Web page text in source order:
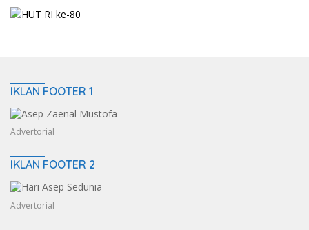
IKLAN FOOTER 1
Advertorial
IKLAN FOOTER 2
Advertorial